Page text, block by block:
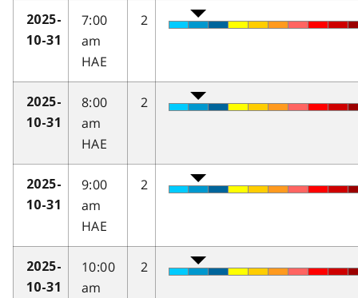
2025-
10-31
7:00
am
HAE
2
2025-
10-31
8:00
am
HAE
2
2025-
10-31
9:00
am
HAE
2
2025-
10-31
10:00
am
2